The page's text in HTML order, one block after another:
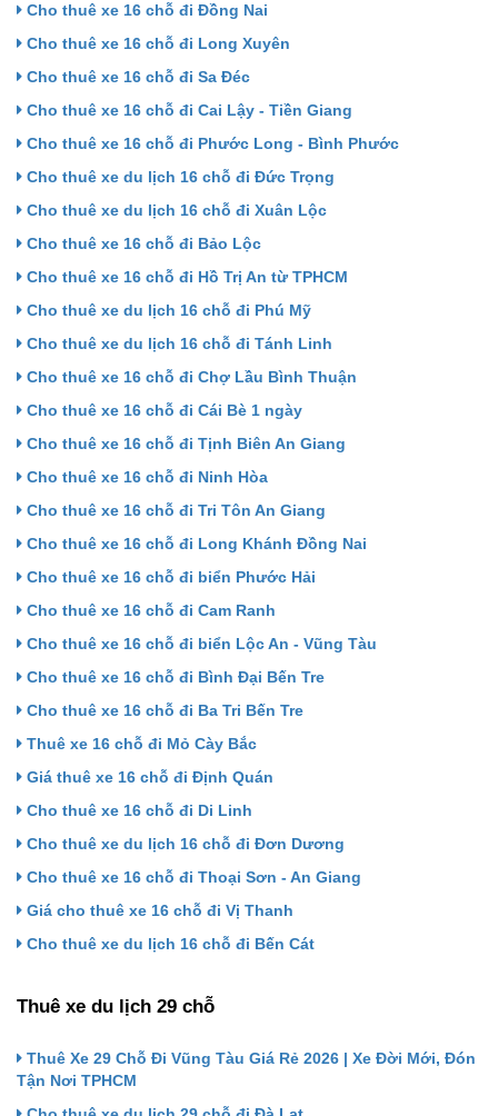
Cho thuê xe 16 chỗ đi Đồng Nai
Cho thuê xe 16 chỗ đi Long Xuyên
Cho thuê xe 16 chỗ đi Sa Đéc
Cho thuê xe 16 chỗ đi Cai Lậy - Tiền Giang
Cho thuê xe 16 chỗ đi Phước Long - Bình Phước
Cho thuê xe du lịch 16 chỗ đi Đức Trọng
Cho thuê xe du lịch 16 chỗ đi Xuân Lộc
Cho thuê xe 16 chỗ đi Bảo Lộc
Cho thuê xe 16 chỗ đi Hồ Trị An từ TPHCM
Cho thuê xe du lịch 16 chỗ đi Phú Mỹ
Cho thuê xe du lịch 16 chỗ đi Tánh Linh
Cho thuê xe 16 chỗ đi Chợ Lầu Bình Thuận
Cho thuê xe 16 chỗ đi Cái Bè 1 ngày
Cho thuê xe 16 chỗ đi Tịnh Biên An Giang
Cho thuê xe 16 chỗ đi Ninh Hòa
Cho thuê xe 16 chỗ đi Tri Tôn An Giang
Cho thuê xe 16 chỗ đi Long Khánh Đồng Nai
Cho thuê xe 16 chỗ đi biển Phước Hải
Cho thuê xe 16 chỗ đi Cam Ranh
Cho thuê xe 16 chỗ đi biển Lộc An - Vũng Tàu
Cho thuê xe 16 chỗ đi Bình Đại Bến Tre
Cho thuê xe 16 chỗ đi Ba Tri Bến Tre
Thuê xe 16 chỗ đi Mỏ Cày Bắc
Giá thuê xe 16 chỗ đi Định Quán
Cho thuê xe 16 chỗ đi Di Linh
Cho thuê xe du lịch 16 chỗ đi Đơn Dương
Cho thuê xe 16 chỗ đi Thoại Sơn - An Giang
Giá cho thuê xe 16 chỗ đi Vị Thanh
Cho thuê xe du lịch 16 chỗ đi Bến Cát
Thuê xe du lịch 29 chỗ
Thuê Xe 29 Chỗ Đi Vũng Tàu Giá Rẻ 2026 | Xe Đời Mới, Đón
Tận Nơi TPHCM